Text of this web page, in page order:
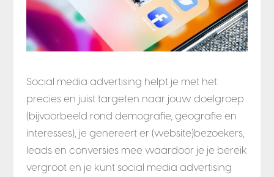
Social media advertising helpt je met het
precies en juist targeten naar jouw doelgroep
(bijvoorbeeld rond demografie, geografie en
interesses), je genereert er (website)bezoekers,
leads en conversies mee waardoor je je bereik
vergroot en je kunt social media advertising